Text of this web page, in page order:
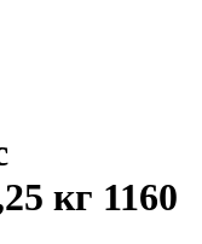
кг 1160